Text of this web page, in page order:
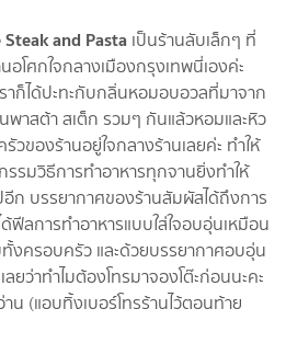
Steak and Pasta เป็นร้านลับเล็กๆ ที่
โศกใจกลางเมืองกรุงเทพนี่เองค่ะ
าก็ได้ปะทะกับกลิ่นหอมอบอวลที่มาจาก
พาสต้า สเต็ก รวมๆ กันแล้วหอมและหิว
รัวของร้านอยู่ใจกลางร้านเลยค่ะ ทำให้
รมวิธีการทำอาหารทุกจานยิ่งทำให้
ก บรรยากาศของร้านสัมผัสได้ถึงการ
ฟีลการทำอาหารแบบใส่ใจอบอุ่นเหมือน
งครอบครัว และด้วยบรรยากาศอบอุ่น
ยว่าทำไมต้องโทรมาจองโต๊ะก่อนนะคะ
น (แอบทิ้งเบอร์โทรร้านไว้ตอนท้าย